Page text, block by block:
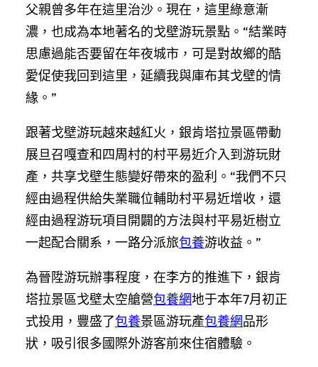
父親曾多年在這里治沙。現在，這里綠意漸
濃，也成為本地著名的戈壁游玩景點。“結業時
思慮過能否要留在年夜城市，可是對故鄉的酷
愛促使我回到這里，延續我與庫布其戈壁的情
緣。”
跟著戈壁游玩越來越紅火，銀肯塔拉景區帶動
展旦召嘎查和四周村的村平易近介入到游玩財
產，共享戈壁生態變好帶來的盈利。“我們不只
經由過程供給失業職位輔助村平易近增收，還
經由過程游玩項目開闢的方法與村平易近樹立
一起配合關系，一路分派旅包養游收益。”
為晉陞游玩辦事程度，在李方的推進下，銀肯
塔拉景區戈壁太空艙營包養網地于本年7月初正
式投用，豐盛了包養景區游玩產包養網品形
狀，吸引很多國際外游客前來住宿體驗。